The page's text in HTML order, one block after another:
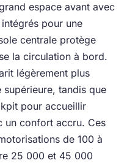
espace avant avec
pour une
centrale protège
la circulation à bord.
légèrement plus
tandis que
pour accueillir
un confort accru. Ces
de 100 à
25 000 et 45 000